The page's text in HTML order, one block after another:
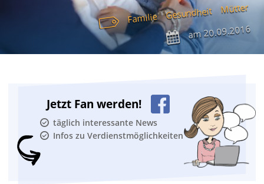
Familie Gesundheit Mütter
am20.09.2016
Jetzt Fan werden!
täglich interessante News
Infos zu Verdienstmöglichkeiten